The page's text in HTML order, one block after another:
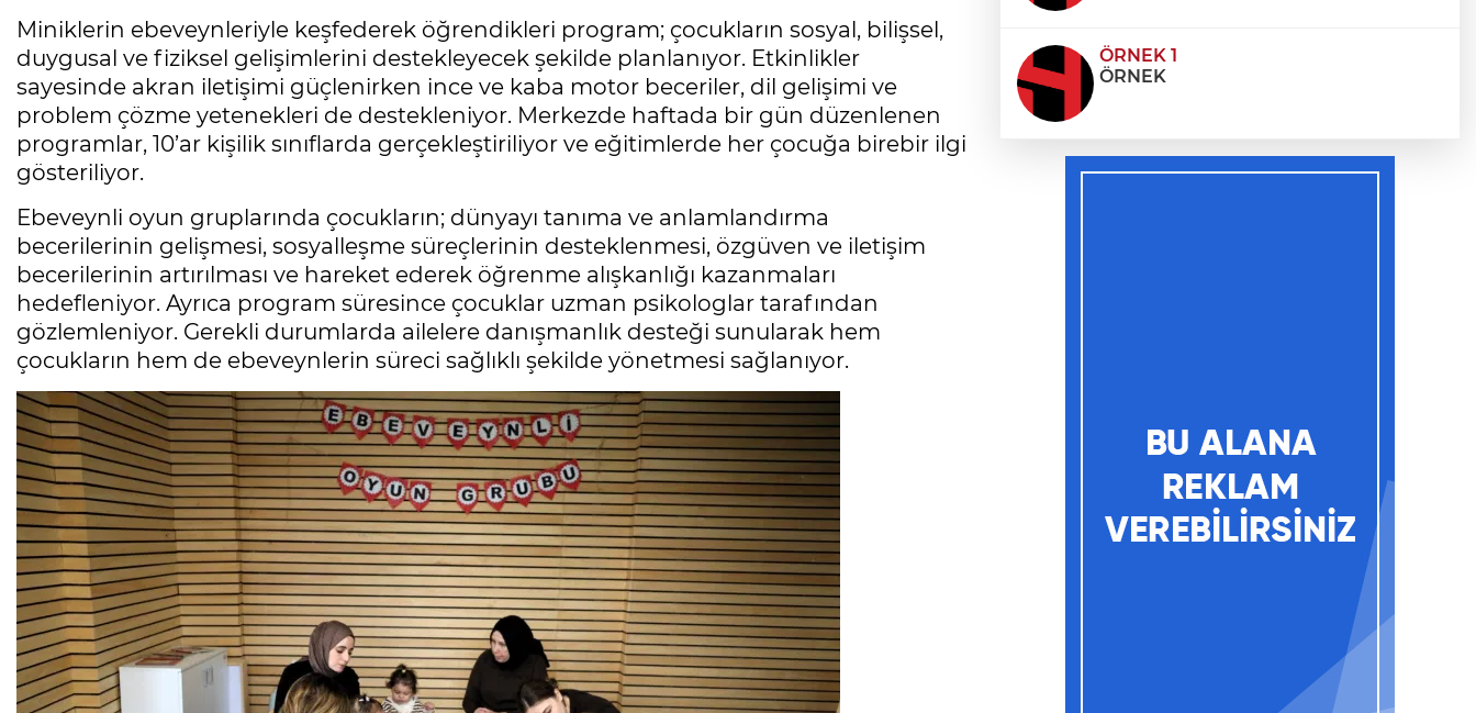
Miniklerin ebeveynleriyle keşfederek öğrendikleri program; çocukların sosyal, bilişsel,
duygusal ve fiziksel gelişimlerini destekleyecek şekilde planlanıyor. Etkinlikler
sayesinde akran iletişimi güçlenirken ince ve kaba motor beceriler, dil gelişimi ve
problem çözme yetenekleri de destekleniyor. Merkezde haftada bir gün düzenlenen
programlar, 10’ar kişilik sınıflarda gerçekleştiriliyor ve eğitimlerde her çocuğa birebir ilgi
gösteriliyor.
Ebeveynli oyun gruplarında çocukların; dünyayı tanıma ve anlamlandırma
becerilerinin gelişmesi, sosyalleşme süreçlerinin desteklenmesi, özgüven ve iletişim
becerilerinin artırılması ve hareket ederek öğrenme alışkanlığı kazanmaları
hedefleniyor. Ayrıca program süresince çocuklar uzman psikologlar tarafından
gözlemleniyor. Gerekli durumlarda ailelere danışmanlık desteği sunularak hem
çocukların hem de ebeveynlerin süreci sağlıklı şekilde yönetmesi sağlanıyor.
ÖRNEK 1
ÖRNEK